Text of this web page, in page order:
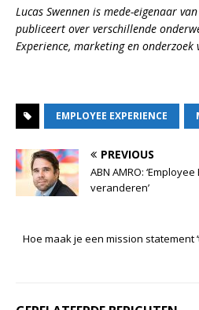
Lucas Swennen is mede-eigenaar
publiceert over verschillende
Experience, marketing en onderzoek
EMPLOYEE EXPERIENCE
PREVIOUS
ABN AMRO:
veranderen’
Hoe maak je een mission statement